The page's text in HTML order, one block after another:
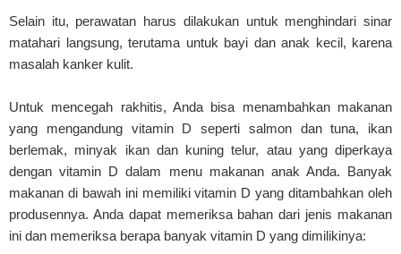
Selain itu, perawatan harus dilakukan untuk menghindari sinar
matahari langsung, terutama untuk bayi dan anak kecil, karena
masalah kanker kulit.
Untuk mencegah rakhitis, Anda bisa menambahkan makanan
yang mengandung vitamin D seperti salmon dan tuna, ikan
berlemak, minyak ikan dan kuning telur, atau yang diperkaya
dengan vitamin D dalam menu makanan anak Anda. Banyak
makanan di bawah ini memiliki vitamin D yang ditambahkan oleh
produsennya. Anda dapat memeriksa bahan dari jenis makanan
ini dan memeriksa berapa banyak vitamin D yang dimilikinya: